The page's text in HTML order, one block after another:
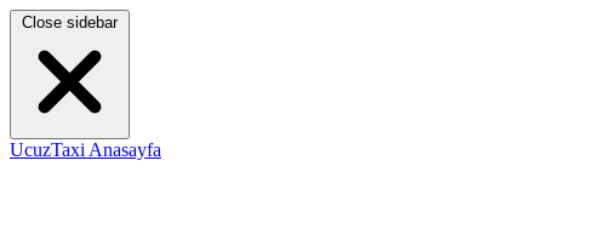
Close sidebar
UcuzTaxi Anasayfa